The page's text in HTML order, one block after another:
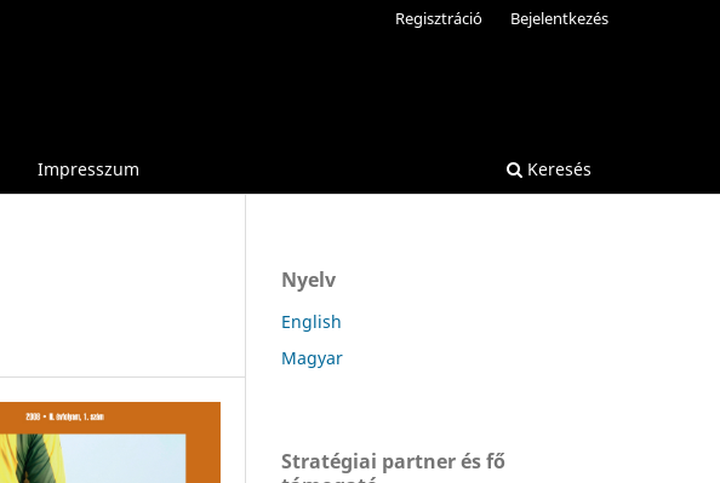
Impresszum Keresés
Regisztráció Bejelentkezés
Nyelv
English
Magyar
Stratégiai partner és fő